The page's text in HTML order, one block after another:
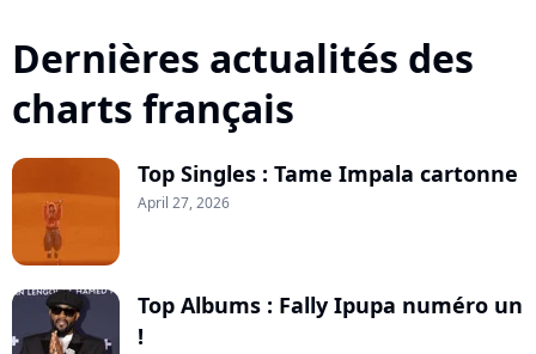
Dernières actualités des
charts français
Top Singles : Tame Impala cartonne
April 27, 2026
Top Albums : Fally Ipupa numéro un
!